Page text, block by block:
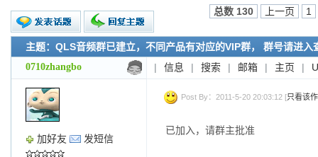
新的主题
投票帖
交易帖
小字报
总数 130 上一页 1
主题：QLS音频群已建立，不同产品有对应的VIP群， 群号请进入
0710zhangbo | 信息 | 搜索 | 邮箱 | 主页 |
加好友 发短信
Post By：2011-5-20 20:03:12 [只看该
已加入，请群主批准